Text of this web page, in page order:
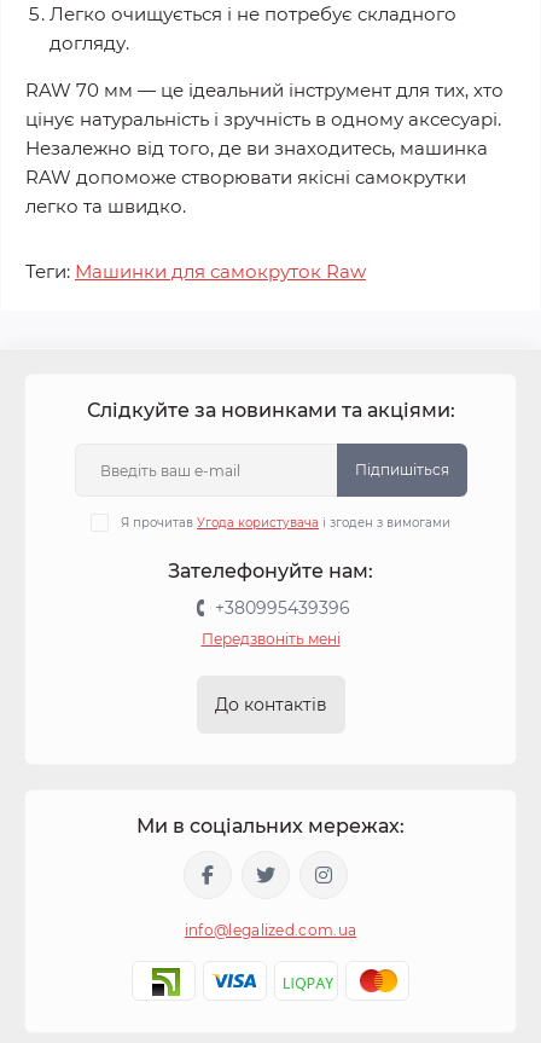
Легко очищується і не потребує складного
догляду.
RAW 70 мм — це ідеальний інструмент для тих, хто
цінує натуральність і зручність в одному аксесуарі.
Незалежно від того, де ви знаходитесь, машинка
RAW допоможе створювати якісні самокрутки
легко та швидко.
Теги: Машинки для самокруток Raw
Слідкуйте за новинками та акціями:
Підпишіться
Я прочитав Угода користувача і згоден з вимогами
Зателефонуйте нам:
+380995439396
Передзвоніть мені
До контактів
Ми в соціальних мережах:
info@legalized.com.ua